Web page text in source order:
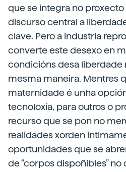
que se integra no
discurso central a
clave. Pero a industria
converte este desexo en
condicións desa liberdade
mesma maneira. Mentres
maternidade é unha
tecnoloxía, para outros o
recurso que se pon no
realidades xorden
oportunidades que se
de “corpos dispoñibles” no